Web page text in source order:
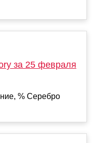
за 25 февраля
% Серебро